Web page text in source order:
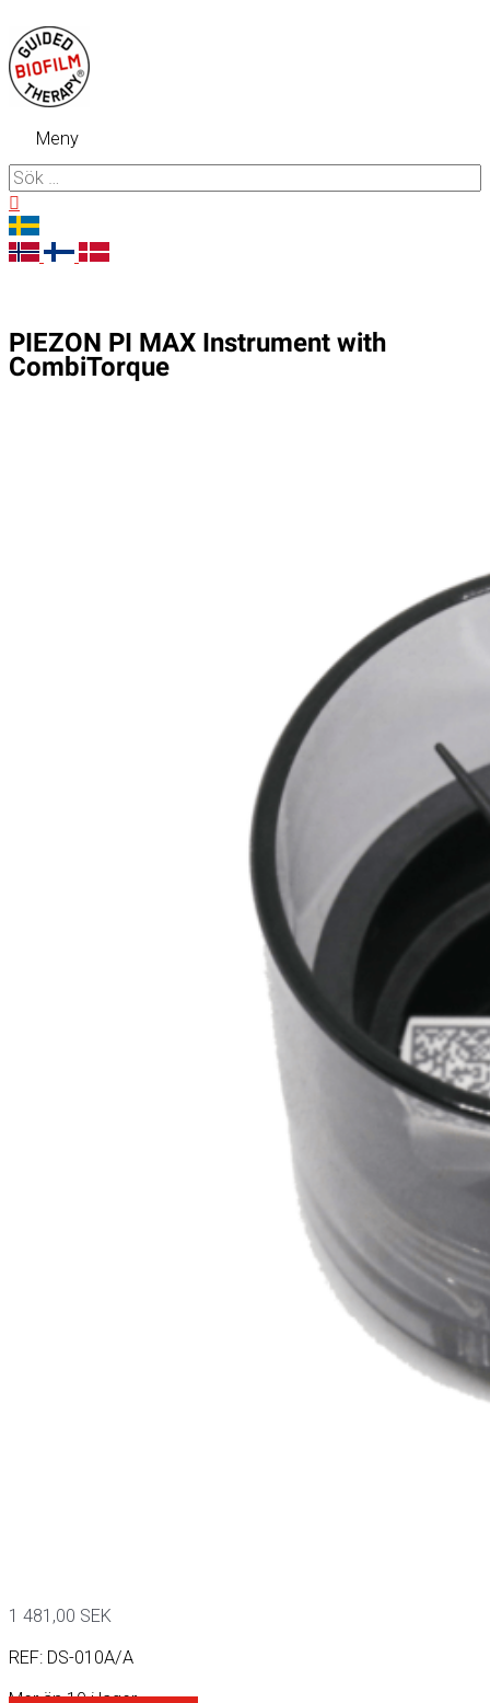
till
innehåll
Meny
Meny
Sök
efter:
PIEZON PI MAX Instrument with
CombiTorque
1 481,00 SEK
REF: DS-010A/A